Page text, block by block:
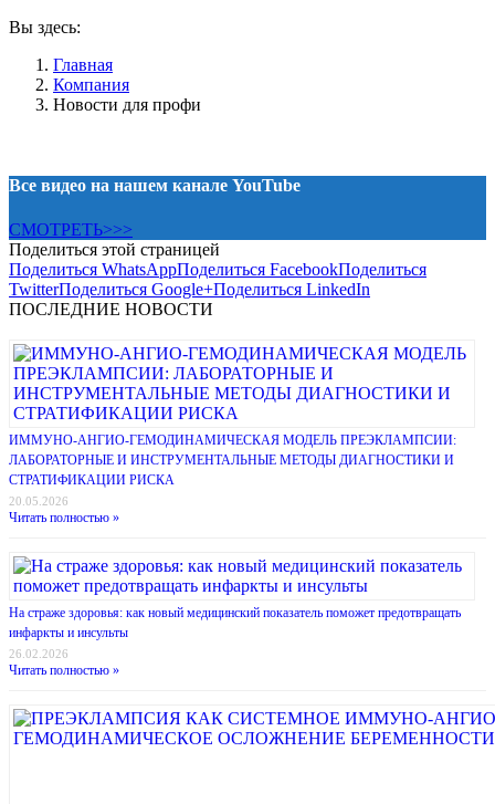
Вы здесь:
Главная
Компания
Новости для профи
Все видео на нашем канале YouTube
СМОТРЕТЬ>>>
Поделиться этой страницей
Поделиться WhatsAppПоделиться FacebookПоделиться
TwitterПоделиться Google+Поделиться LinkedIn
ПОСЛЕДНИЕ НОВОСТИ
ИММУНО-АНГИО-ГЕМОДИНАМИЧЕСКАЯ МОДЕЛЬ ПРЕЭКЛАМПСИИ:
ЛАБОРАТОРНЫЕ И ИНСТРУМЕНТАЛЬНЫЕ МЕТОДЫ ДИАГНОСТИКИ И
СТРАТИФИКАЦИИ РИСКА
20.05.2026
Читать полностью »
На страже здоровья: как новый медицинский показатель поможет предотвращать
инфаркты и инсульты
26.02.2026
Читать полностью »